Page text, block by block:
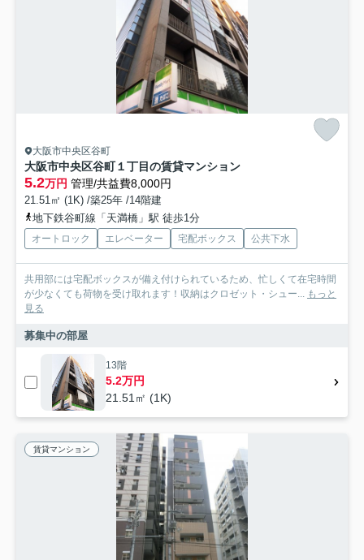
大阪市中央区谷町
大阪市中央区谷町１丁目の賃貸マンション
5.2万円 管理/共益費8,000円
21.51㎡ (1K) /築25年 /14階建
地下鉄谷町線「天満橋」駅 徒歩1分
オートロック エレベーター 宅配ボックス 公共下水
共用部には宅配ボックスが備え付けられているため、忙しくて在宅時間
が少なくても荷物を受け取れます！収納はクロゼット・シュー... もっと
見る
募集中の部屋
13階
5.2万円
21.51㎡ (1K)
賃貸マンション